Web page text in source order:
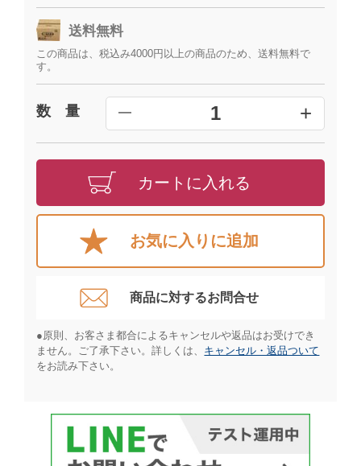
送料無料
この商品は、税込み4000円以上の商品のため、送料無料で
す。
数 量 ━ 1 +
カートに入れる
お気に入りに追加
商品に対するお問合せ​
●原則、お客さま都合によるキャンセルや返品はお受けでき
ません。ご了承下さい。詳しくは、 キャンセル・返品ついて
をお読み下さい。​